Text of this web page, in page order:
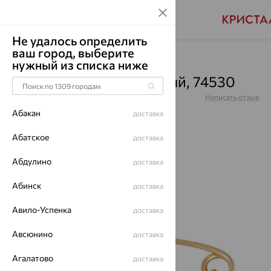
Главная Каталог Броши
Булавка, золото, красный, 74530
Артикул:74530
Написать отзыв
Не удалось определить
ваш город, выберите
нужный из списка ниже
Абакан доставка
Абатское доставка
Абдулино доставка
Абинск доставка
Авило-Успенка доставка
Авсюнино доставка
Агалатово доставка